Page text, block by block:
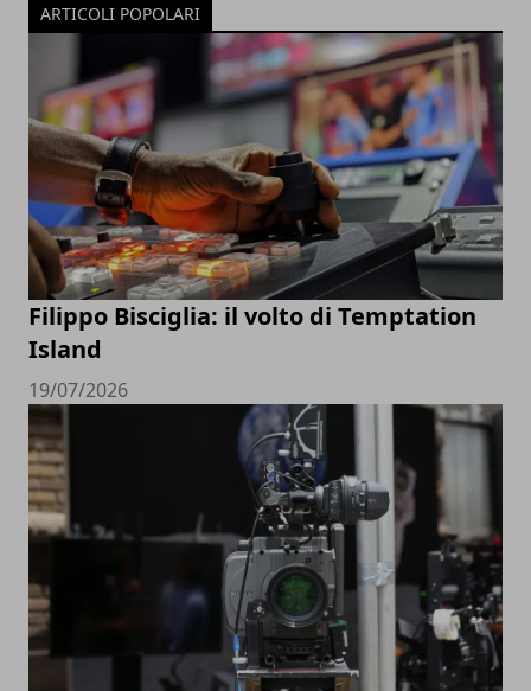
ARTICOLI POPOLARI
Filippo Bisciglia: il volto di Temptation
Island
19/07/2026